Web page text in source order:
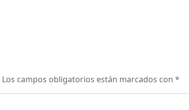
Los campos obligatorios están marcados con *